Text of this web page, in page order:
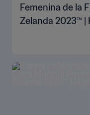
Femenina de la
Zelanda 2023™